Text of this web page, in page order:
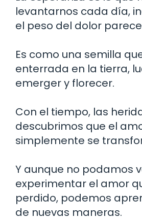
levantarnos cada día,
el peso del dolor
Es como una semilla
enterrada en la tierra,
emerger y florecer.
Con el tiempo, las
descubrimos que el
simplemente se
Y aunque no podamos
experimentar el amor
perdido, podemos
de nuevas maneras.